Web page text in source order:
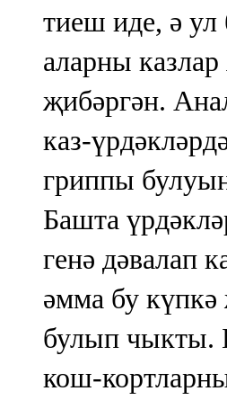
тиеш иде, ә ул
аларны
җибәргән.
каз-
гриппы
Башта
генә дәвалап
әмма бу
булып чыкты.
кош-